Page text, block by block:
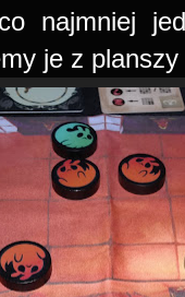
najmniej
je z